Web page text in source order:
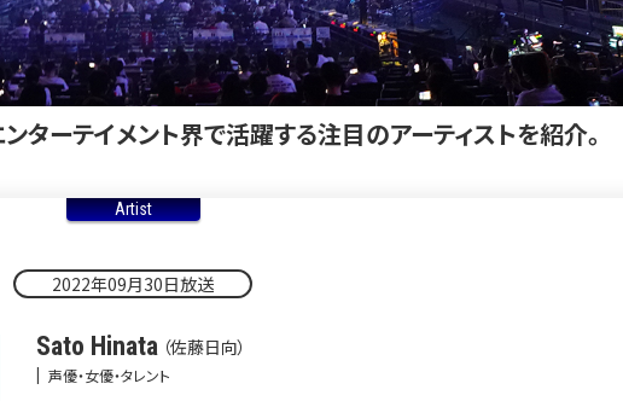
ンターテイメント界で活躍する注目のアーティストを紹介。
Artist
2022年09月30日放送
Sato Hinata （佐藤日向）
| 声優・女優・タレント